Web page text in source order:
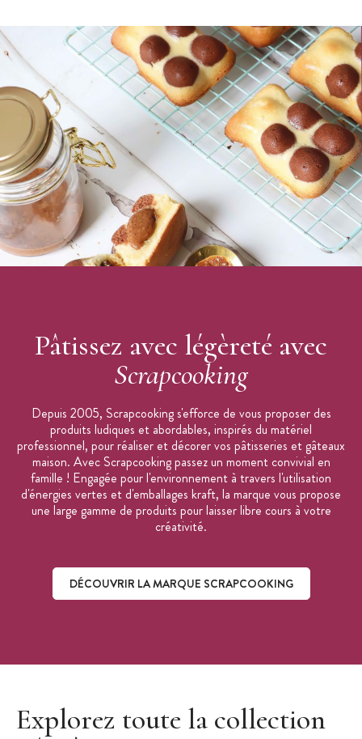
Couleur : bleu denim
Goût : vanillé
Poids : 250 g
Ingrédients :
sucre 75 %, sirop de glucose, huiles et graisses
végétales (huile de coco, beurre de cacao, huile de
tournesol), eau, amidon de maïs, humectant : E422,
épaississants : E466, E412, E415, E413, régulateur d'acidité
: acide citrique, spiruline, arôme, conservateur : E202,
colorants : E153, arôme naturel de carthame.
Sans gluten
Sans huile de palme
Colorant d’origine naturelle
Origine : Fondettes, France
Pâtissez avec légèreté avec
Scrapcooking
Depuis 2005, Scrapcooking s'efforce de vous proposer des
produits ludiques et abordables, inspirés du matériel
professionnel, pour réaliser et décorer vos pâtisseries et gâteaux
maison. Avec Scrapcooking passez un moment convivial en
famille ! Engagée pour l'environnement à travers l'utilisation
d'énergies vertes et d'emballages kraft, la marque vous propose
une large gamme de produits pour laisser libre cours à votre
créativité.
DÉCOUVRIR LA MARQUE SCRAPCOOKING
Explorez toute la collection